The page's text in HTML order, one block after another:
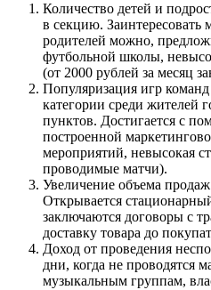
Количество детей и
в секцию. Заинтересовать
родителей можно,
футбольной школы,
(от 2000 рублей за месяц
Популяризация игр команд
категории среди жителей
пунктов. Достигается с
построенной
мероприятий, невысокая
проводимые матчи).
Увеличение объема
Открывается
заключаются договоры с
доставку товара до
Доход от проведения
дни, когда не проводятся
музыкальным группам,